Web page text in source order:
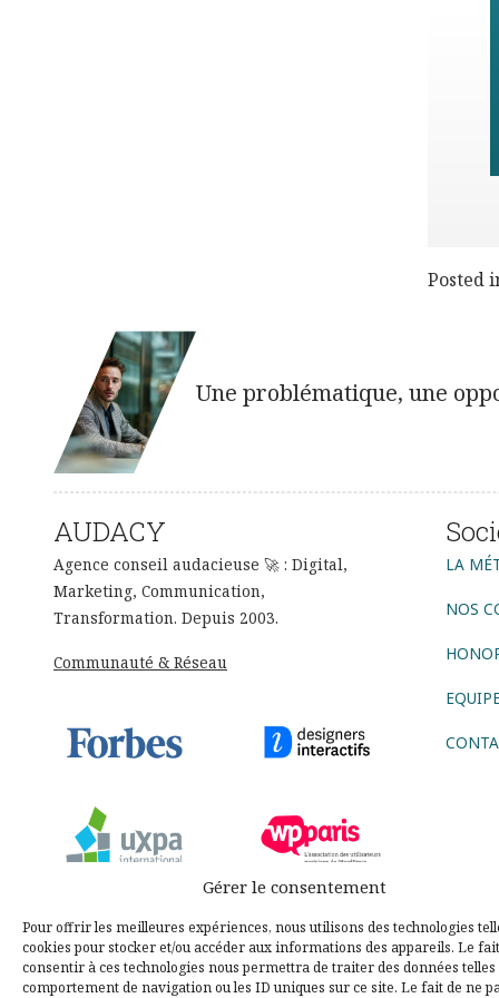
Gérer le consentement
Pour offrir les meilleures expériences, nous utilisons des technologies
cookies pour stocker et/ou accéder aux informations des appareils. Le
consentir à ces technologies nous permettra de traiter des données telles
comportement de navigation ou les ID uniques sur ce site. Le fait de ne
Posted
Une problématique, une
AUDACY
Agence conseil audacieuse 🚀 : Digital,
Marketing, Communication,
Transformation. Depuis 2003.
Communauté & Réseau
LA
NOS